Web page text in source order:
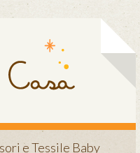
e Tessile Baby